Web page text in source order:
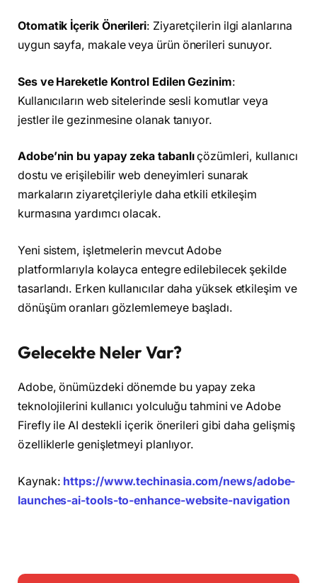
Otomatik İçerik Önerileri: Ziyaretçilerin ilgi alanlarına
uygun sayfa, makale veya ürün önerileri sunuyor.
Ses ve Hareketle Kontrol Edilen Gezinim:
Kullanıcıların web sitelerinde sesli komutlar veya
jestler ile gezinmesine olanak tanıyor.
Adobe’nin bu yapay zeka tabanlıçözümleri, kullanıcı
dostu ve erişilebilir web deneyimleri sunarak
markaların ziyaretçileriyle daha etkili etkileşim
kurmasına yardımcı olacak.
Yeni sistem, işletmelerin mevcut Adobe
platformlarıyla kolayca entegre edilebilecek şekilde
tasarlandı. Erken kullanıcılar daha yüksek etkileşim ve
dönüşüm oranları gözlemlemeye başladı.
Gelecekte Neler Var?
Adobe, önümüzdeki dönemde bu yapay zeka
teknolojilerini kullanıcı yolculuğu tahmini ve Adobe
Firefly ile AI destekli içerik önerileri gibi daha gelişmiş
özelliklerle genişletmeyi planlıyor.
Kaynak: https://www.techinasia.com/news/adobe-
launches-ai-tools-to-enhance-website-navigation